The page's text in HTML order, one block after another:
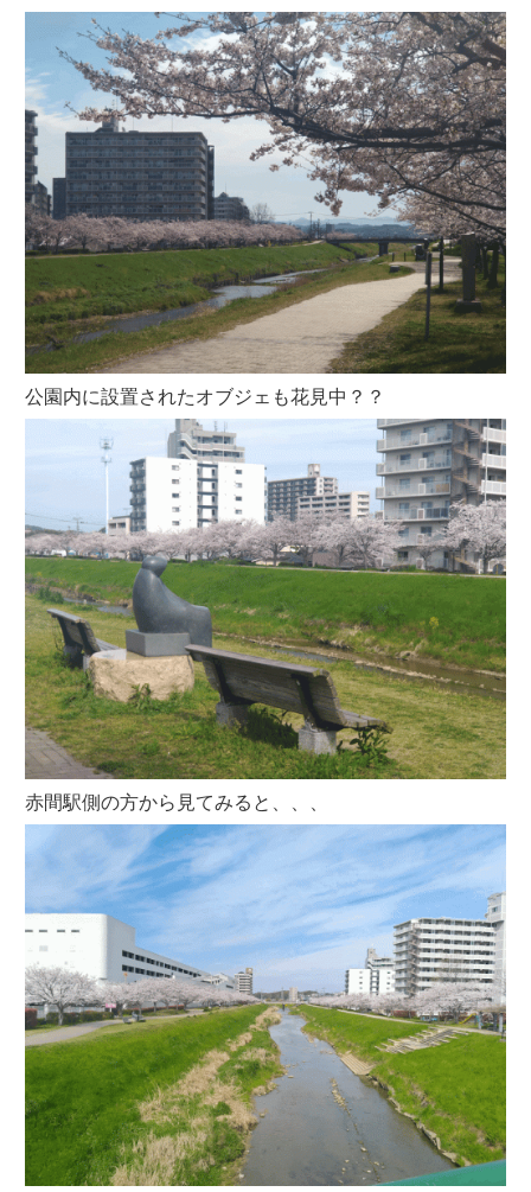
公園内に設置されたオブジェも花見中？？
赤間駅側の方から見てみると、、、